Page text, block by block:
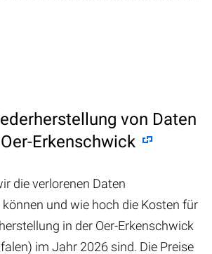
von Daten
Erkenschwick
die verlorenen Daten
und wie hoch die Kosten für
in der Oer-Erkenschwick
im Jahr 2026 sind. Die Preise